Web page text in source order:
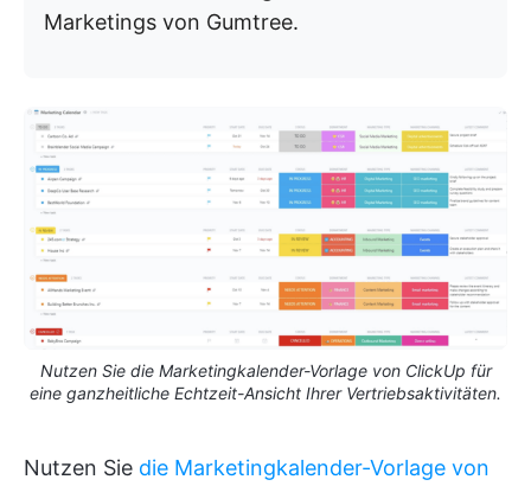
Marketings von Gumtree.
Nutzen Sie die Marketingkalender-Vorlage von ClickUp für
eine ganzheitliche Echtzeit-Ansicht Ihrer Vertriebsaktivitäten.
Nutzen Sie die Marketingkalender-Vorlage von